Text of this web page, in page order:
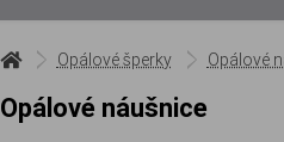
Opálové šperky Opálové
Opálové náušnice